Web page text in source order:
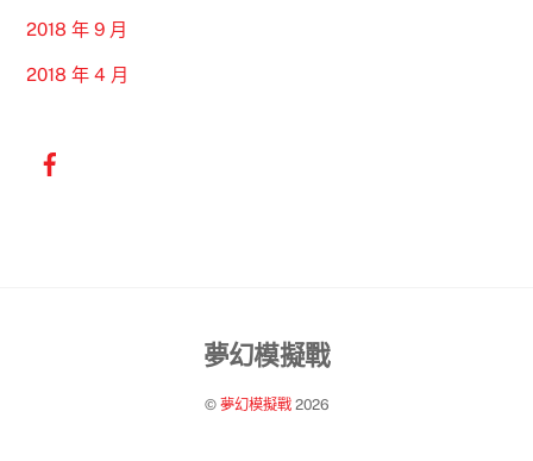
2018 年 9 月
2018 年 4 月
Back
Top
夢幻模擬戰
© 夢幻模擬戰2026